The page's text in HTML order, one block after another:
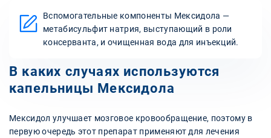
Вспомогательные компоненты Мексидола —
метабисульфит натрия, выступающий в роли
консерванта, и очищенная вода для инъекций.
В каких случаях используются
капельницы Мексидола
Мексидол улучшает мозговое кровообращение, поэтому в
первую очередь этот препарат применяют для лечения